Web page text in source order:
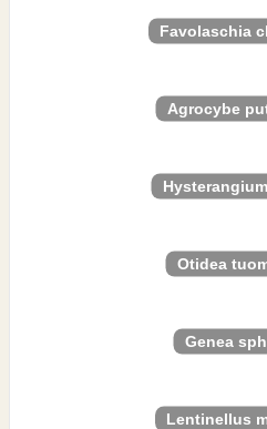
Favolaschia
Agrocybe
Otidea
Genea
Lentinellus